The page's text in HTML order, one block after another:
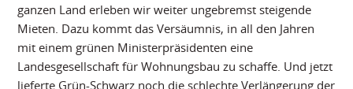
ganzen Land erleben wir weiter ungebremst steigende
Mieten. Dazu kommt das Versäumnis, in all den Jahren
mit einem grünen Ministerpräsidenten eine
Landesgesellschaft für Wohnungsbau zu schaffe. Und jetzt
lieferte Grün-Schwarz noch die schlechte Verlängerung der